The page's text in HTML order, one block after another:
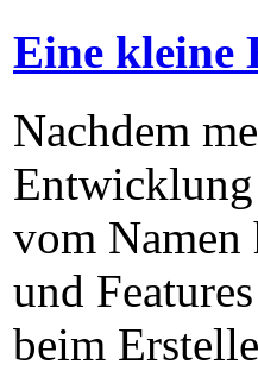
Eine kleine
Nachdem
vom Namen
und
beim